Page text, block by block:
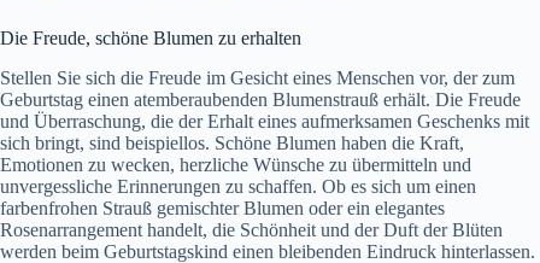
Die Freude, schöne Blumen zu erhalten
Stellen Sie sich die Freude im Gesicht eines Menschen vor, der zum
Geburtstag einen atemberaubenden Blumenstrauß erhält. Die Freude
und Überraschung, die der Erhalt eines aufmerksamen Geschenks mit
sich bringt, sind beispiellos. Schöne Blumen haben die Kraft,
Emotionen zu wecken, herzliche Wünsche zu übermitteln und
unvergessliche Erinnerungen zu schaffen. Ob es sich um einen
farbenfrohen Strauß gemischter Blumen oder ein elegantes
Rosenarrangement handelt, die Schönheit und der Duft der Blüten
werden beim Geburtstagskind einen bleibenden Eindruck hinterlassen.